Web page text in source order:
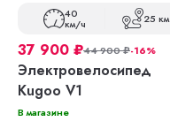
40
км/ч 25 км
37 900 ₽44 900₽-16%
Электровелосипед
Kugoo V1
В магазине